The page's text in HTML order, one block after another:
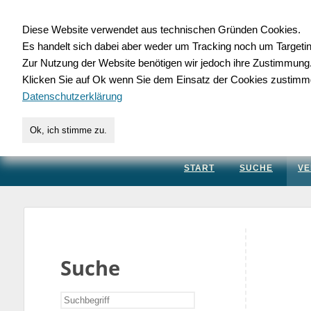
für Handwerk,
START SUCHE
Suche
Diese Website verwendet aus technischen Gründen Cookies.
Es handelt sich dabei aber weder um Tracking noch um
Zur Nutzung der Website benötigen wir jedoch ihre Zustimmung.
Klicken Sie auf Ok wenn Sie dem Einsatz der Cookies
Datenschutzerklärung
Ok, ich stimme zu.